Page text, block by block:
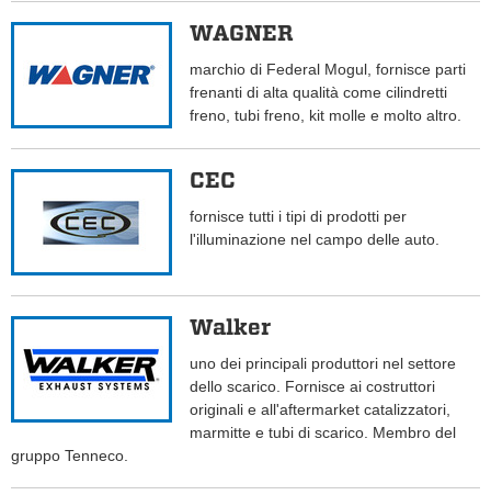
WAGNER
marchio di Federal Mogul, fornisce parti
frenanti di alta qualità come cilindretti
freno, tubi freno, kit molle e molto altro.
CEC
fornisce tutti i tipi di prodotti per
l'illuminazione nel campo delle auto.
Walker
uno dei principali produttori nel settore
dello scarico. Fornisce ai costruttori
originali e all'aftermarket catalizzatori,
marmitte e tubi di scarico. Membro del
gruppo Tenneco.